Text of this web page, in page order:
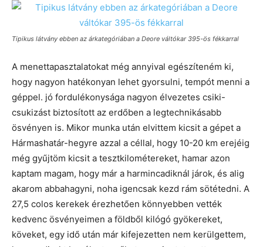
Tipikus látvány ebben az árkategóriában a Deore váltókar 395-ös fékkarral
A menettapasztalatokat még annyival egészíteném ki,
hogy nagyon hatékonyan lehet gyorsulni, tempót menni a
géppel. jó fordulékonysága nagyon élvezetes csiki-
csukizást biztosított az erdőben a legtechnikásabb
ösvényen is. Mikor munka után elvittem kicsit a gépet a
Hármashatár-hegyre azzal a céllal, hogy 10-20 km erejéig
még gyűjtöm kicsit a tesztkilométereket, hamar azon
kaptam magam, hogy már a harmincadiknál járok, és alig
akarom abbahagyni, noha igencsak kezd rám sötétedni. A
27,5 colos kerekek érezhetően könnyebben vették
kedvenc ösvényeimen a földből kilógó gyökereket,
köveket, egy idő után már kifejezetten nem kerülgettem,